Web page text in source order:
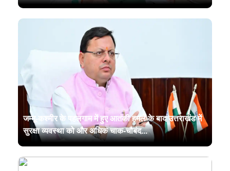
जम्मू-कश्मीर के पहलगाम में हुए आतंकी हमले के बाद उत्तराखंड में
सुरक्षा व्यवस्था को और अधिक चाक-चौबंद...